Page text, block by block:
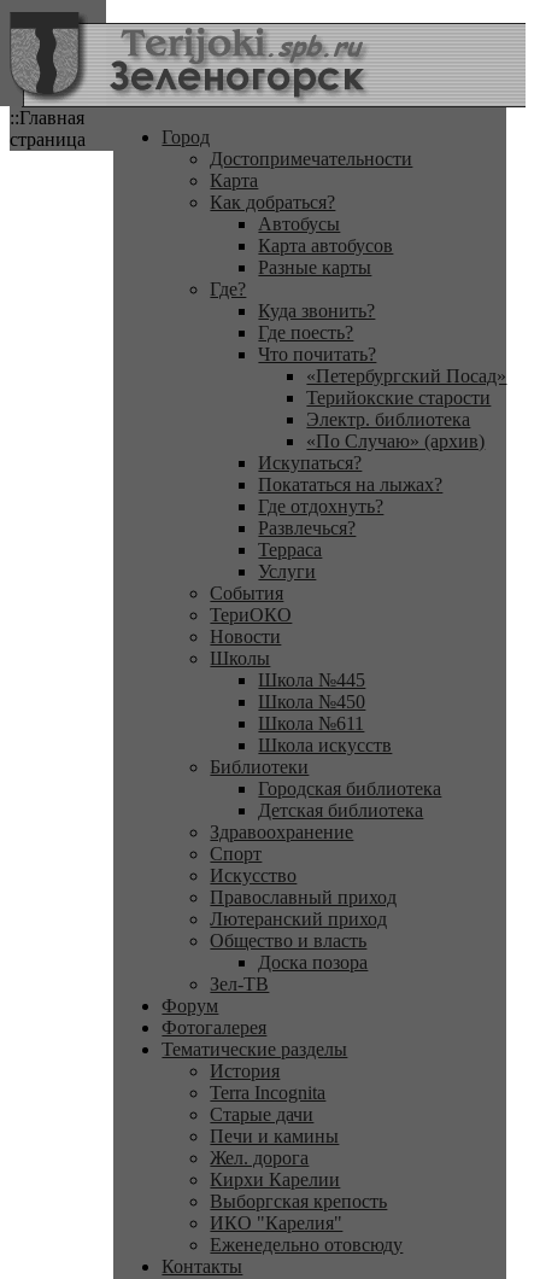
::Главная
страница
Город
Достопримечательности
Карта
Как добраться?
Автобусы
Карта автобусов
Разные карты
Где?
Куда звонить?
Где поесть?
Что почитать?
«Петербургский Посад»
Терийокские старости
Электр. библиотека
«По Случаю» (архив)
Искупаться?
Покататься на лыжах?
Где отдохнуть?
Развлечься?
Терраса
Услуги
События
ТериОКО
Новости
Школы
Школа №445
Школа №450
Школа №611
Школа искусств
Библиотеки
Городская библиотека
Детская библиотека
Здравоохранение
Спорт
Искусство
Православный приход
Лютеранский приход
Общество и власть
Доска позора
Зел-ТВ
Форум
Фотогалерея
Тематические разделы
История
Terra Incognita
Старые дачи
Печи и камины
Жел. дорога
Кирхи Карелии
Выборгская крепость
ИКО "Карелия"
Еженедельно отовсюду
Контакты